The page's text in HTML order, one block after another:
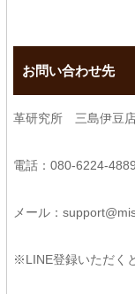
お問い合わせ先
革研究所 三島伊豆
電話：080-6224-4889
メール：
※LINE登録いただく